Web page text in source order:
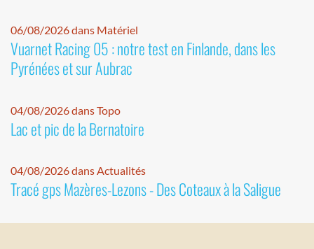
06/08/2026 dans Matériel
Vuarnet Racing 05 : notre test en Finlande, dans les
Pyrénées et sur Aubrac
04/08/2026 dans Topo
Lac et pic de la Bernatoire
04/08/2026 dans Actualités
Tracé gps Mazères-Lezons - Des Coteaux à la Saligue